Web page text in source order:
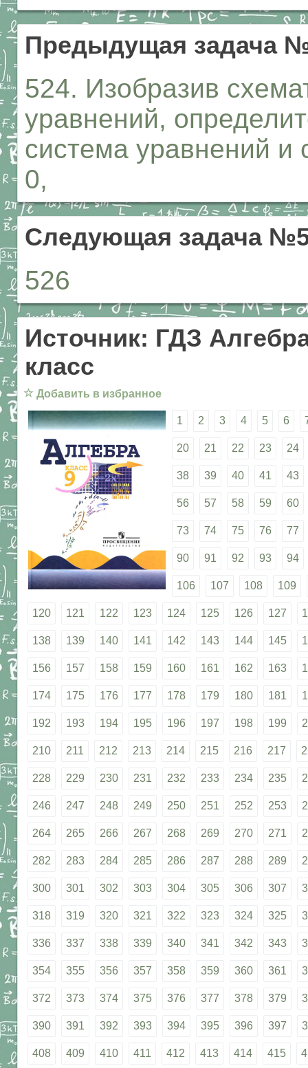
Предыдущая задача
524. Изобразив
уравнений,
система уравнений
0,
Следующая задача
526
Источник: ГДЗ
класс
☆ Добавить в избранное
1 2 3 4 5 6
20 21 22 23 24
38 39 40 41 43
56 57 58 59 60
73 74 75 76 77
90 91 92 93 94
106 107 108 109
120 121 122 123 124 125 126 127
138 139 140 141 142 143 144 145
156 157 158 159 160 161 162 163
174 175 176 177 178 179 180 181
192 193 194 195 196 197 198 199
210 211 212 213 214 215 216 217
228 229 230 231 232 233 234 235
246 247 248 249 250 251 252 253
264 265 266 267 268 269 270 271
282 283 284 285 286 287 288 289
300 301 302 303 304 305 306 307
318 319 320 321 322 323 324 325
336 337 338 339 340 341 342 343
354 355 356 357 358 359 360 361
372 373 374 375 376 377 378 379
390 391 392 393 394 395 396 397
408 409 410 411 412 413 414 415